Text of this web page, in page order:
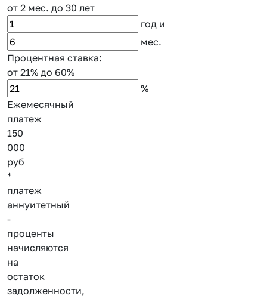
от 2 мес. до 30 лет
год и
мес.
Процентная ставка:
от 21% до 60%
%
Ежемесячный
платеж
150
000
руб
*
платеж
аннуитетный
-
проценты
начисляются
на
остаток
задолженности,